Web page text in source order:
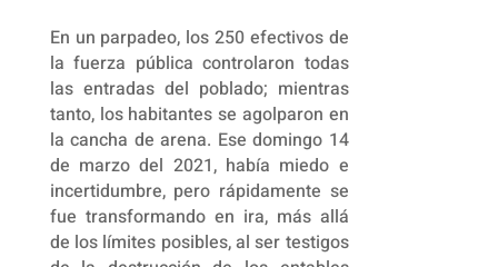
En un parpadeo, los 250 efectivos de
la fuerza pública controlaron todas
las entradas del poblado; mientras
tanto, los habitantes se agolparon en
la cancha de arena. Ese domingo 14
de marzo del 2021, había miedo e
incertidumbre, pero rápidamente se
fue transformando en ira, más allá
de los límites posibles, al ser testigos